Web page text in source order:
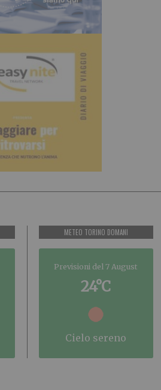
METEO TORINO DOMANI
Previsioni del 7 August
24°C
cielo sereno